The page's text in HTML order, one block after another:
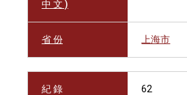
中 文 )
省 份 上海市
紀 錄 62